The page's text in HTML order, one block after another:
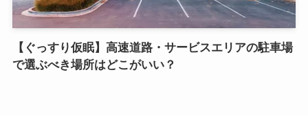
【ぐっすり仮眠】高速道路・サービスエリアの駐車場
で選ぶべき場所はどこがいい？